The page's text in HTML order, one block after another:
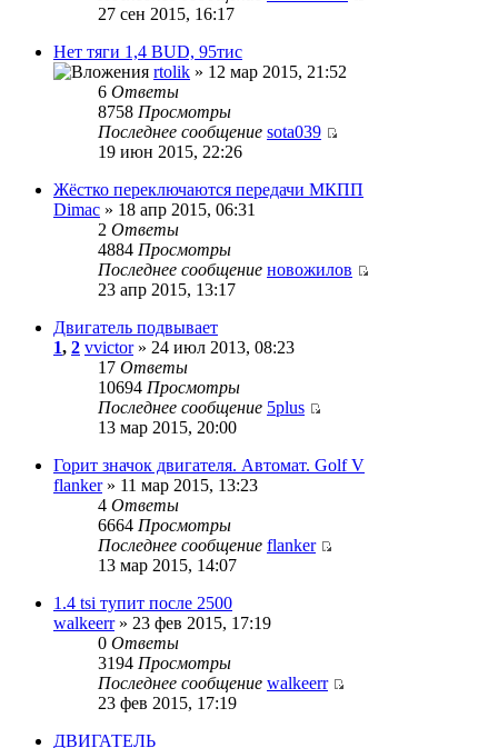
27 сен 2015, 16:17
Нет тяги 1,4 BUD, 95тис
rtolik » 12 мар 2015, 21:52
6 Ответы
8758 Просмотры
Последнее сообщение sota039
19 июн 2015, 22:26
Жёстко переключаются передачи МКПП
Dimac » 18 апр 2015, 06:31
2 Ответы
4884 Просмотры
Последнее сообщение новожилов
23 апр 2015, 13:17
Двигатель подвывает
1, 2 vvictor» 24 июл 2013, 08:23
17 Ответы
10694 Просмотры
Последнее сообщение 5plus
13 мар 2015, 20:00
Горит значок двигателя. Автомат. Golf V
flanker» 11 мар 2015, 13:23
4 Ответы
6664 Просмотры
Последнее сообщение flanker
13 мар 2015, 14:07
1.4 tsi тупит после 2500
walkeerr» 23 фев 2015, 17:19
0 Ответы
3194 Просмотры
Последнее сообщение walkeerr
23 фев 2015, 17:19
ДВИГАТЕЛЬ